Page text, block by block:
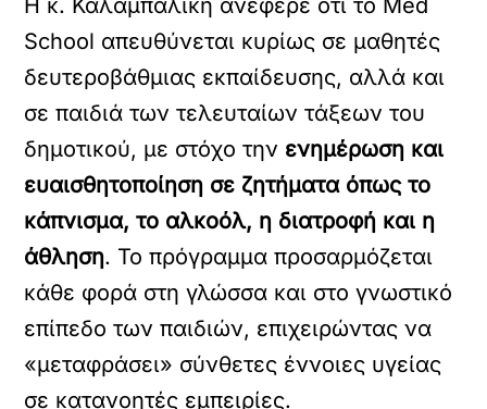
Η κ. Καλαμπαλίκη ανέφερε ότι το Med
School απευθύνεται κυρίως σε μαθητές
δευτεροβάθμιας εκπαίδευσης, αλλά και
σε παιδιά των τελευταίων τάξεων του
δημοτικού, με στόχο την ενημέρωση και
ευαισθητοποίηση σε ζητήματα όπως το
κάπνισμα, το αλκοόλ, η διατροφή και η
άθληση. Το πρόγραμμα προσαρμόζεται
κάθε φορά στη γλώσσα και στο γνωστικό
επίπεδο των παιδιών, επιχειρώντας να
«μεταφράσει» σύνθετες έννοιες υγείας
σε κατανοητές εμπειρίες.